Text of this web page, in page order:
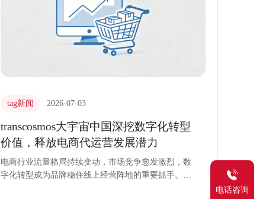
tag新闻 2026-07-03
transcosmos大宇宙中国深挖数字化转型
价值，释放电商代运营发展潜力
电商行业流量格局持续变动，市场竞争愈发激烈，数
字化转型成为品牌稳住线上经营阵地的重要抓手。不
电话咨询